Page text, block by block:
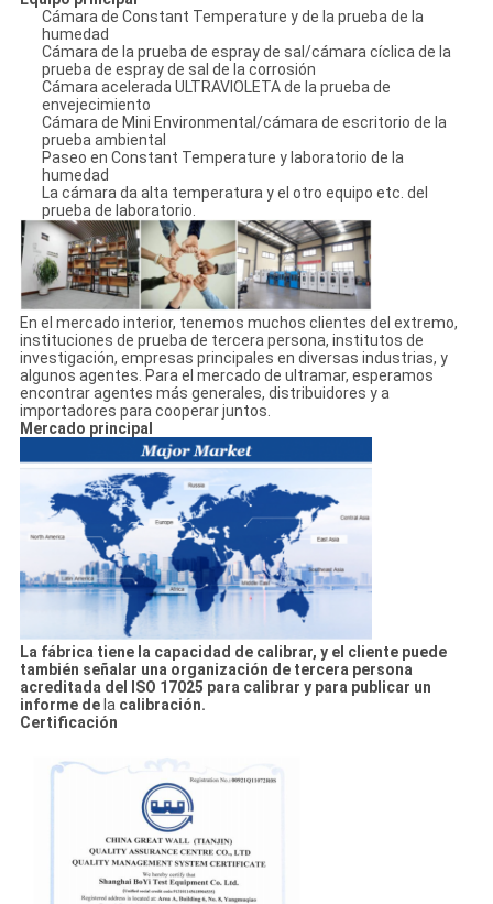
Cámara de Constant Temperature y de la prueba de la
humedad
Cámara de la prueba de espray de sal/cámara cíclica de la
prueba de espray de sal de la corrosión
Cámara acelerada ULTRAVIOLETA de la prueba de
envejecimiento
Cámara de Mini Environmental/cámara de escritorio de la
prueba ambiental
Paseo en Constant Temperature y laboratorio de la
humedad
La cámara da alta temperatura y el otro equipo etc. del
prueba de laboratorio.
En el mercado interior, tenemos muchos clientes del extremo,
instituciones de prueba de tercera persona, institutos de
investigación, empresas principales en diversas industrias, y
algunos agentes. Para el mercado de ultramar, esperamos
encontrar agentes más generales, distribuidores y a
importadores para cooperar juntos.
Mercado principal
La fábrica tiene la capacidad de calibrar, y el cliente puede
también señalar una organización de tercera persona
acreditada del ISO 17025 para calibrar y para publicar un
informe dela calibración.
Certificación